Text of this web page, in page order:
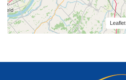
Leaflet